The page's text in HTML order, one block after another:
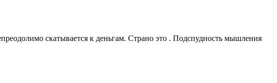
скатывается к деньгам. Страно это . Подспудность мышления